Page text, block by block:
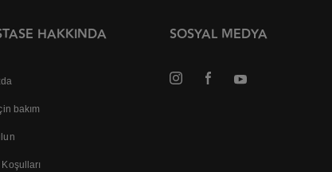
HAKKINDA
bakım
Koşulları
SOSYAL MEDYA